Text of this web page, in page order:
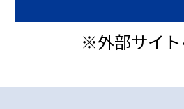
※外部サイト